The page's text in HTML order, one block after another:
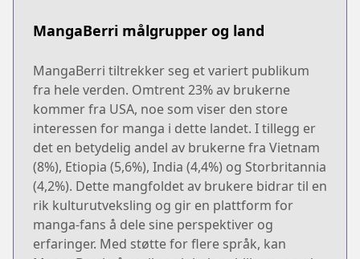
MangaBerri målgrupper og land
MangaBerri tiltrekker seg et variert publikum
fra hele verden. Omtrent 23% av brukerne
kommer fra USA, noe som viser den store
interessen for manga i dette landet. I tillegg er
det en betydelig andel av brukerne fra Vietnam
(8%), Etiopia (5,6%), India (4,4%) og Storbritannia
(4,2%). Dette mangfoldet av brukere bidrar til en
rik kulturutveksling og gir en plattform for
manga-fans å dele sine perspektiver og
erfaringer. Med støtte for flere språk, kan